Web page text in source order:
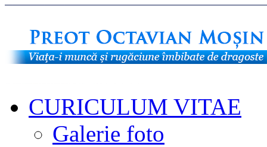
CURICULUM VITAE
Galerie foto